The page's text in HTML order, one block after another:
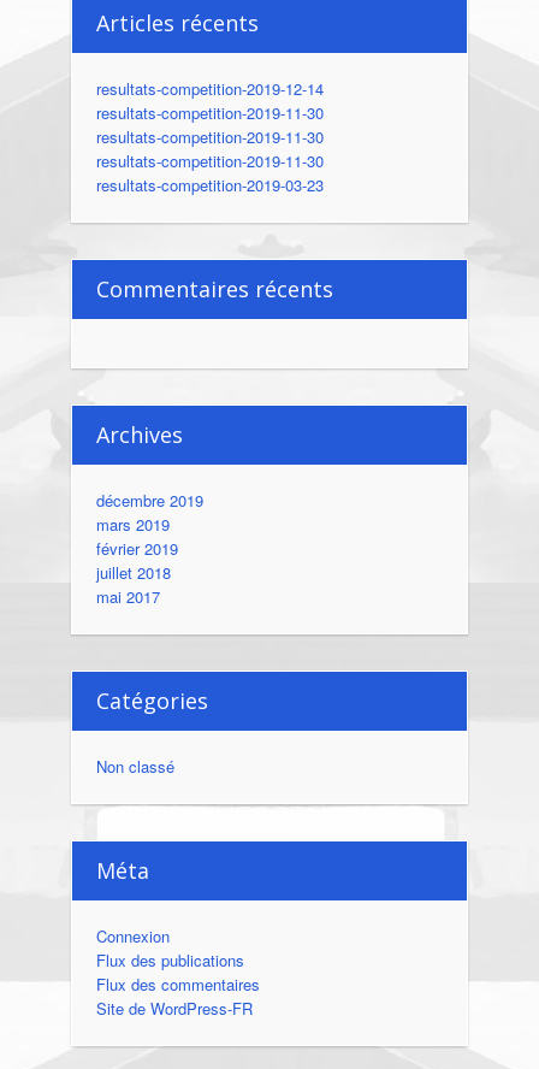
Articles récents
resultats-competition-2019-12-14
resultats-competition-2019-11-30
resultats-competition-2019-11-30
resultats-competition-2019-11-30
resultats-competition-2019-03-23
Commentaires récents
Archives
décembre 2019
mars 2019
février 2019
juillet 2018
mai 2017
Catégories
Non classé
Méta
Connexion
Flux des publications
Flux des commentaires
Site de WordPress-FR